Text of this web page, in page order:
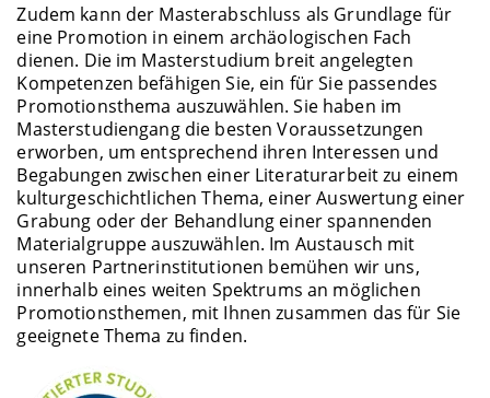
Zudem kann der Masterabschluss als Grundlage für
eine Promotion in einem archäologischen Fach
dienen. Die im Masterstudium breit angelegten
Kompetenzen befähigen Sie, ein für Sie passendes
Promotionsthema auszuwählen. Sie haben im
Masterstudiengang die besten Voraussetzungen
erworben, um entsprechend ihren Interessen und
Begabungen zwischen einer Literaturarbeit zu einem
kulturgeschichtlichen Thema, einer Auswertung einer
Grabung oder der Behandlung einer spannenden
Materialgruppe auszuwählen. Im Austausch mit
unseren Partnerinstitutionen bemühen wir uns,
innerhalb eines weiten Spektrums an möglichen
Promotionsthemen, mit Ihnen zusammen das für Sie
geeignete Thema zu finden.